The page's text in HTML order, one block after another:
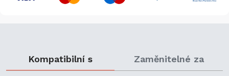
Kompatibilní s Zaměnitelné za